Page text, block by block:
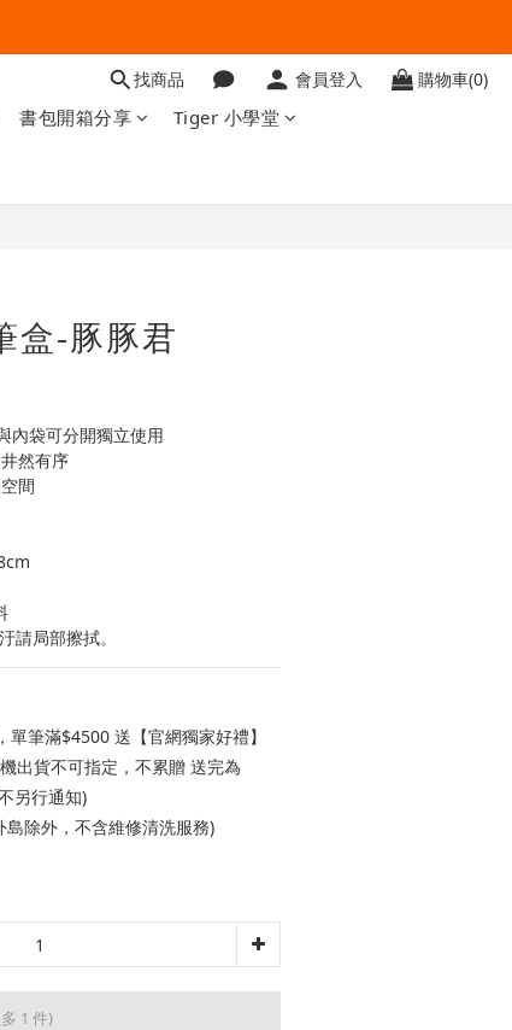
找商品 會員登入 購物車(0)
書包開箱分享 Tiger 小學堂
盒-豚豚君
內袋可分開獨立使用
然有序
間
請局部擦拭。
單筆滿$4500 送【官網獨家好禮】
出貨不可指定，不累贈 送完為
另行通知)
除外，不含維修清洗服務)
1 件)